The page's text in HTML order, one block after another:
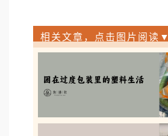
相关文章，点击图片阅读▼